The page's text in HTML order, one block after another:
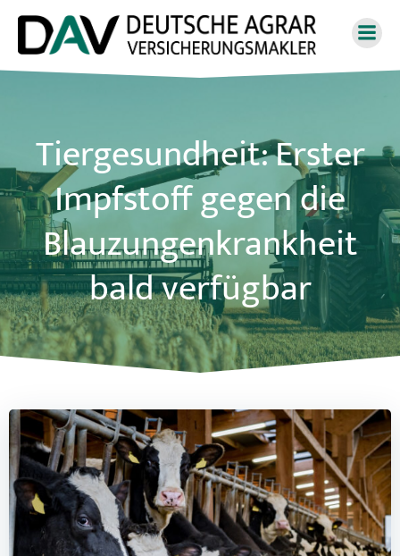
Zum
Inhalt
springen
Tiergesundheit: Erster
Impfstoff gegen die
Blauzungenkrankheit
bald verfügbar